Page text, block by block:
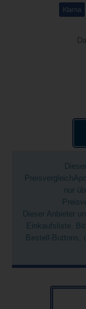
Klarna
nur
Dieser Anbieter
Einkaufsliste.
Bestell-Buttons,